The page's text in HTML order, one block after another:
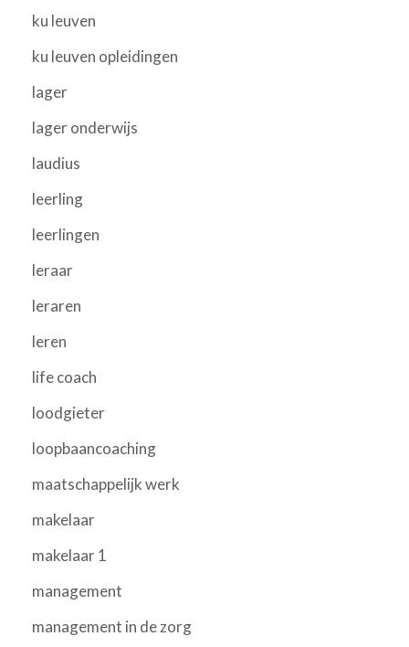
ku leuven
ku leuven opleidingen
lager
lager onderwijs
laudius
leerling
leerlingen
leraar
leraren
leren
life coach
loodgieter
loopbaancoaching
maatschappelijk werk
makelaar
makelaar 1
management
management in de zorg